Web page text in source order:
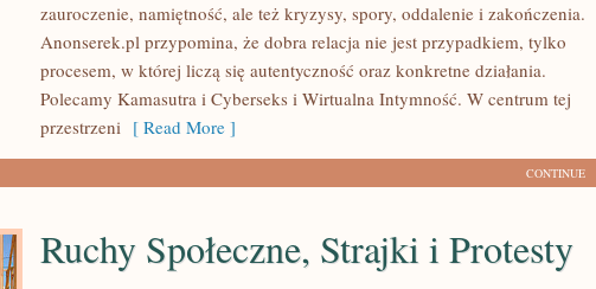
zauroczenie, namiętność, ale też kryzysy, spory, oddalenie i zakończenia.
Anonserek.pl przypomina, że dobra relacja nie jest przypadkiem, tylko
procesem, w której liczą się autentyczność oraz konkretne działania.
Polecamy Kamasutra i Cyberseks i Wirtualna Intymność. W centrum tej
przestrzeni [ Read More ]
CONTINUE
Ruchy Społeczne, Strajki i Protesty